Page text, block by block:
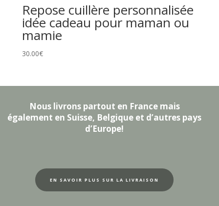
Repose cuillère personnalisée
idée cadeau pour maman ou
mamie
30.00€
Nous livrons partout en France mais
également en Suisse, Belgique et d’autres pays
d’Europe!
EN SAVOIR PLUS SUR LA LIVRAISON